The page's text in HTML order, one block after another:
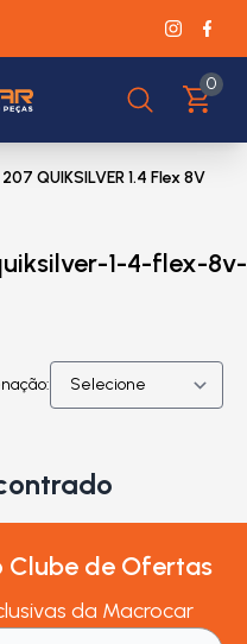
0
207 QUIKSILVER 1.4 Flex 8V
1-4-flex-8v-
Clube de Ofertas
da Macrocar